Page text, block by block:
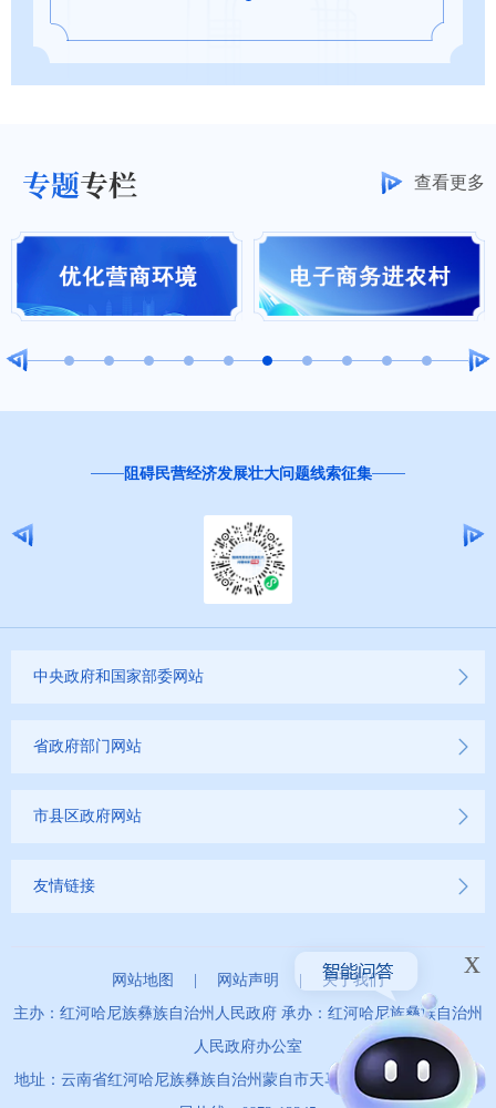
政务服务网
专题专栏 查看更多
为基层减负线索反映
中央政府和国家部委网站
省政府部门网站
市县区政府网站
友情链接
网站地图 | 网站声明 | 关于我们
主办：红河哈尼族彝族自治州人民政府 承办：红河哈尼族彝族自治州
人民政府办公室
地址：云南省红河哈尼族彝族自治州蒙自市天马路67号 政务服务便
x